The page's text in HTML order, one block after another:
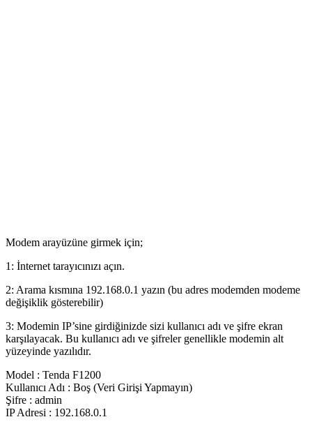
Modem arayüzüne girmek için;
1: İnternet tarayıcınızı açın.
2: Arama kısmına 192.168.0.1 yazın (bu adres modemden modeme
değişiklik gösterebilir)
3: Modemin IP’sine girdiğinizde sizi kullanıcı adı ve şifre ekran
karşılayacak. Bu kullanıcı adı ve şifreler genellikle modemin alt
yüzeyinde yazılıdır.
Model : Tenda F1200
Kullanıcı Adı : Boş (Veri Girişi Yapmayın)
Şifre : admin
IP Adresi : 192.168.0.1